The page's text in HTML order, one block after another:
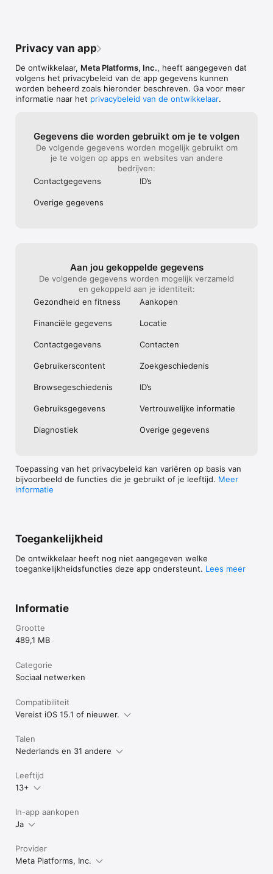
Privacy van app
De ontwikkelaar, Meta Platforms, Inc., heeft aangegeven dat
volgens het privacybeleid van de app gegevens kunnen
worden beheerd zoals hieronder beschreven. Ga voor meer
informatie naar het privacybeleid van de ontwikkelaar.
Gegevens die worden gebruikt om je te volgen
De volgende gegevens worden mogelijk gebruikt om
je te volgen op apps en websites van andere
bedrijven:
Contact­gegevens
ID’s
Overige gegevens
Aan jou gekoppelde gegevens
De volgende gegevens worden mogelijk verzameld
en gekoppeld aan je identiteit:
Gezondheid en fitness
Aankopen
Financiële gegevens Locatie
Contact­gegevens Contacten
Gebruikers­content Zoek­geschiedenis
Browse­geschiedenis ID’s
Gebruiks­gegevens Vertrou­welijke informatie
Diagnostiek Overige gegevens
Toepassing van het privacybeleid kan variëren op basis van
bijvoorbeeld de functies die je gebruikt of je leeftijd. Meer
informatie
Toegankelijkheid
De ontwikkelaar heeft nog niet aangegeven welke
toegankelijkheidsfuncties deze app ondersteunt. Lees meer
Informatie
Grootte
489,1 MB
Categorie
Sociaal netwerken
Compatibiliteit
Vereist iOS 15.1 of nieuwer.
Talen
Nederlands en 31 andere
Leeftijd
13+
In-app aankopen
Ja
Provider
Meta Platforms, Inc.